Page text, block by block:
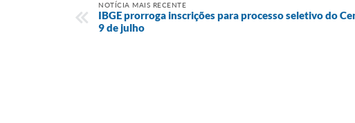
NOTÍCIA MAIS RECENTE
IBGE prorroga inscrições para processo seletivo do
9 de julho